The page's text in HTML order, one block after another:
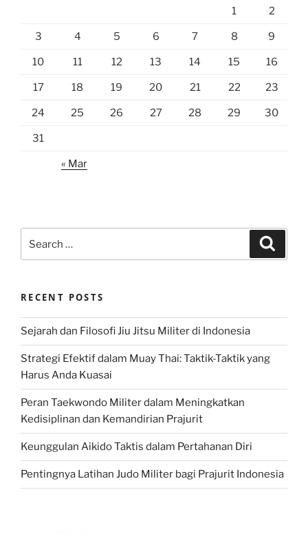
1 2
3 4 5 6 7 8 9
10 11 12 13 14 15 16
17 18 19 20 21 22 23
24 25 26 27 28 29 30
31
« Mar
for:
RECENT POSTS
Sejarah dan Filosofi Jiu Jitsu Militer di Indonesia
Strategi Efektif dalam Muay Thai: Taktik-Taktik yang
Harus Anda Kuasai
Peran Taekwondo Militer dalam Meningkatkan
Kedisiplinan dan Kemandirian Prajurit
Keunggulan Aikido Taktis dalam Pertahanan Diri
Pentingnya Latihan Judo Militer bagi Prajurit Indonesia